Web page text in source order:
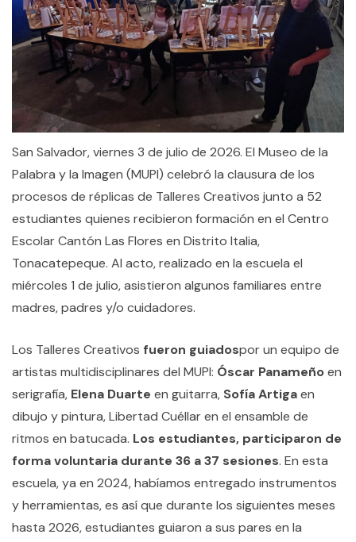
San Salvador, viernes 3 de julio de 2026. El Museo de la
Palabra y la Imagen (MUPI) celebró la clausura de los
procesos de réplicas de Talleres Creativos junto a 52
estudiantes quienes recibieron formación en el Centro
Escolar Cantón Las Flores en Distrito Italia,
Tonacatepeque. Al acto, realizado en la escuela el
miércoles 1 de julio, asistieron algunos familiares entre
madres, padres y/o cuidadores.
Los Talleres Creativos fueron guiadospor un equipo de
artistas multidisciplinares del MUPI: Óscar Panameñoen
serigrafía, Elena Duarte en guitarra, Sofía Artigaen
dibujo y pintura, Libertad Cuéllar en el ensamble de
ritmos en batucada. Los estudiantes, participaron de
forma voluntaria durante 36 a 37 sesiones. En esta
escuela, ya en 2024, habíamos entregado instrumentos
y herramientas, es así que durante los siguientes meses
hasta 2026, estudiantes guiaron a sus pares en la